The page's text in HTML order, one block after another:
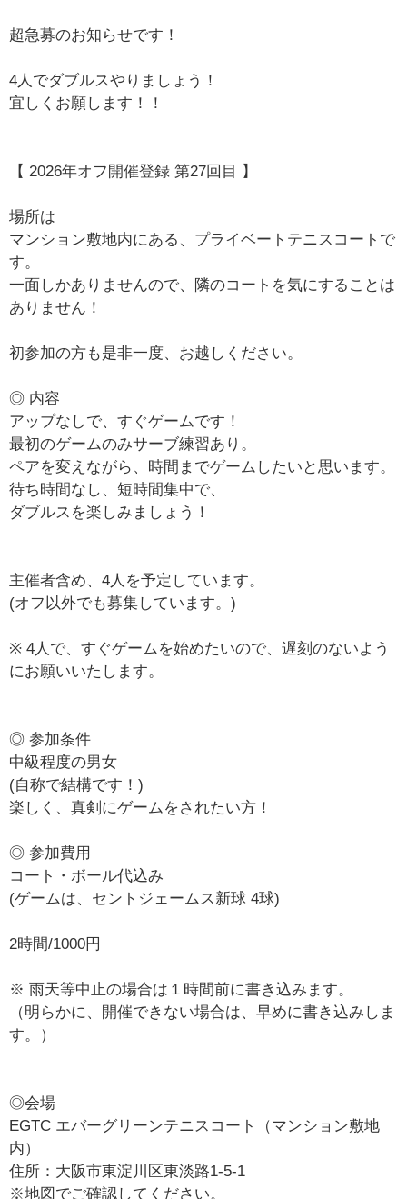
超急募のお知らせです！
4人でダブルスやりましょう！
宜しくお願します！！
【 2026年オフ開催登録 第27回目 】
場所は
マンション敷地内にある、プライベートテニスコートで
す。
一面しかありませんので、隣のコートを気にすることは
ありません！
初参加の方も是非一度、お越しください。
◎ 内容
アップなしで、すぐゲームです！
最初のゲームのみサーブ練習あり。
ペアを変えながら、時間までゲームしたいと思います。
待ち時間なし、短時間集中で、
ダブルスを楽しみましょう！
主催者含め、4人を予定しています。
(オフ以外でも募集しています。)
※ 4人で、すぐゲームを始めたいので、遅刻のないよう
にお願いいたします。
◎ 参加条件
中級程度の男女
(自称で結構です！)
楽しく、真剣にゲームをされたい方！
◎ 参加費用
コート・ボール代込み
(ゲームは、セントジェームス新球 4球)
2時間/1000円
※ 雨天等中止の場合は１時間前に書き込みます。
（明らかに、開催できない場合は、早めに書き込みしま
す。）
◎会場
EGTC エバーグリーンテニスコート（マンション敷地
内）
住所：大阪市東淀川区東淡路1-5-1
※地図でご確認してください。